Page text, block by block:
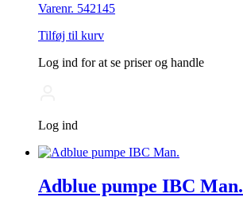
Varenr. 542145
Tilføj til kurv
Log ind for at se priser og handle
Log ind
Adblue pumpe IBC Man.